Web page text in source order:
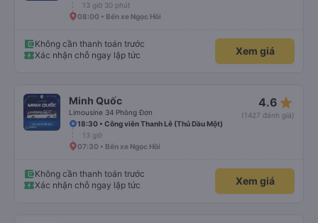
13 giờ 30 phút
08:00 • Bến xe Ngọc Hồi
Không cần thanh toán trước
Xác nhận chỗ ngay lập tức
Xem giá
Minh Quốc
Limousine 34 Phòng Đơn
4.6 star_rate
(1427 đánh giá)
18:30 • Công viên Thanh Lễ (Thủ Dầu Một)
13 giờ
07:30 • Bến xe Ngọc Hồi
Không cần thanh toán trước
Xác nhận chỗ ngay lập tức
Xem giá